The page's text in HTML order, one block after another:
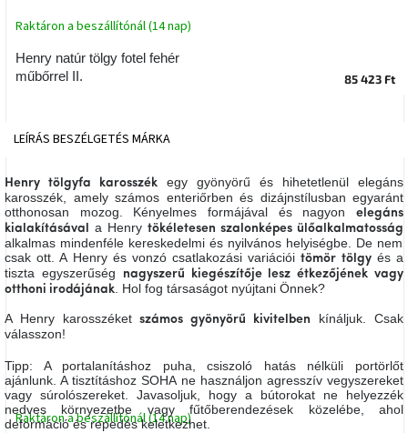
tér
tavaszi
Tavasz
A
tűz
mellett
ülve
belső
tér
Woodman
kedvezményesen
Henry natúr tölgy fotel fehér
műbőrrel II.
Raktáron a beszállítónál (14 nap)
85 423 Ft
Raktáron a beszállítónál (14 nap)
LEÍRÁS BESZÉLGETÉS MÁRKA
Henry tölgyfa karosszék egy gyönyörű és hihetetlenül elegáns
karosszék, amely számos enteriőrben és dizájnstílusban egyaránt
otthonosan mozog. Kényelmes formájával és nagyon elegáns
kialakításával a Henry tökéletesen szalonképes ülőalkalmatosság
alkalmas mindenféle kereskedelmi és nyilvános helyiségbe. De nem
csak ott. A Henry és vonzó csatlakozási variációitömör tölgyés a
tiszta egyszerűség
nagyszerű kiegészítője lesz étkezőjének vagy
otthoni irodájának. Hol fog társaságot nyújtani Önnek?
A Henry karosszéket számos gyönyörű kivitelben kínáljuk. Csak
válasszon!
Tipp: A portalanításhoz puha, csiszoló hatás nélküli portörlőt
ajánlunk. A tisztításhoz SOHA ne használjon agresszív vegyszereket
vagy súrolószereket. Javasoljuk, hogy a bútorokat ne helyezzék
nedves környezetbe vagy fűtőberendezések közelébe, ahol
deformáció és repedés keletkezhet.